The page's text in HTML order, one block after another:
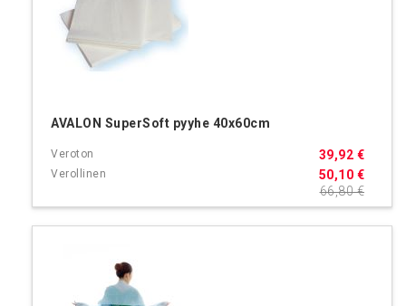
AVALON SuperSoft pyyhe 40x60cm
50,10 €
39,92 €
66,80 €